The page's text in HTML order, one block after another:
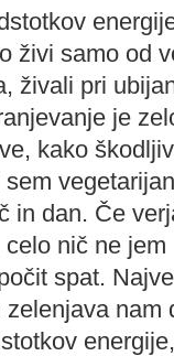
živi samo od
živali pri
je
kako
in dan. Če
nič ne
spat.
nam